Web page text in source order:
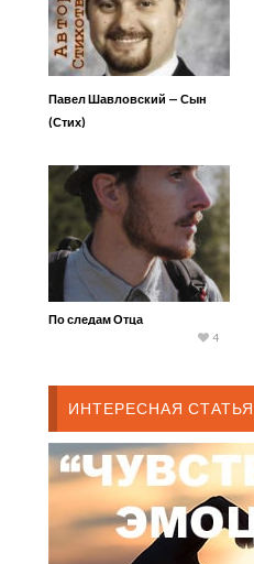
Павел Шавловский — Сын
(Стих)
По следам Отца
4
ИНТЕРЕСНАЯ СТАТЬЯ